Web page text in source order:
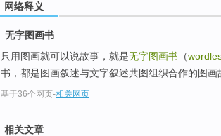
网络释义
无字图画书
只用图画就可以说故事，就是无字图画书 （
书，都是图画叙述与文字叙述共图组织合作的图画
基于36个网页-相关网页
相关文章